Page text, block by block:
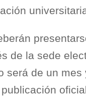
de la sede
será de un